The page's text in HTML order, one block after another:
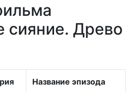
сияние. Древо
Название эпизода